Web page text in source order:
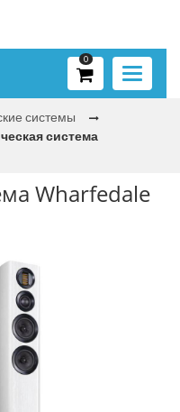
Toggle
0
системы
система
Wharfedale